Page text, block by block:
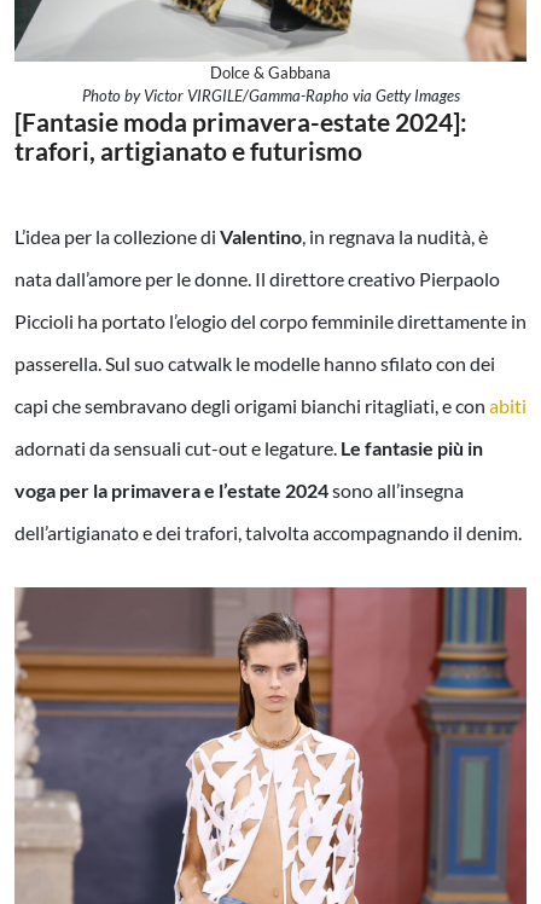
Dolce & Gabbana
Photo by Victor VIRGILE/Gamma-Rapho via Getty Images
[Fantasie moda primavera-estate 2024]:
trafori, artigianato e futurismo
L’idea per la collezione di Valentino, in regnava la nudità, è
nata dall’amore per le donne. Il direttore creativo Pierpaolo
Piccioli ha portato l’elogio del corpo femminile direttamente in
passerella. Sul suo catwalk le modelle hanno sfilato con dei
capi che sembravano degli origami bianchi ritagliati, e con abiti
adornati da sensuali cut-out e legature. Le fantasie più in
voga per la primavera e l’estate 2024sono all’insegna
dell’artigianato e dei trafori, talvolta accompagnando il denim.